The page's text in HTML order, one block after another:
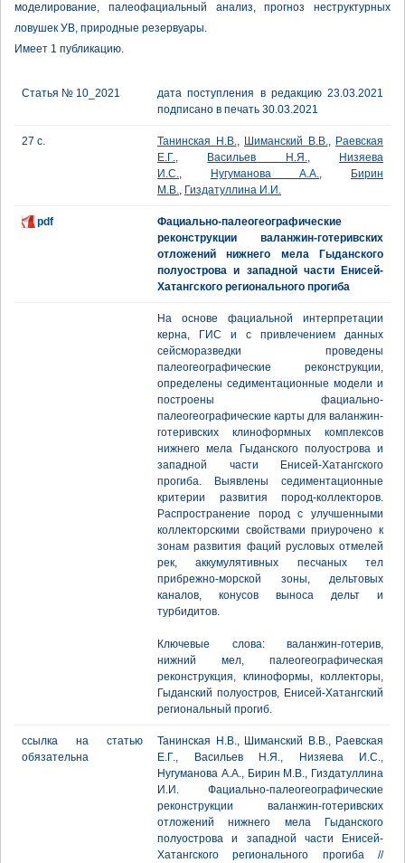
моделирование, палеофациальный анализ, прогноз неструктурных
ловушек УВ, природные резервуары.
Имеет 1 публикацию.
Статья № 10_2021
дата поступления в редакцию 23.03.2021
подписано в печать 30.03.2021
27 с. Танинская Н.В., Шиманский В.В., Раевская
Е.Г., Васильев Н.Я.,
Низяева
И.С., Нугуманова А.А.,
Бирин
М.В., Гиздатуллина И.И.
pdf
Фациально-палеогеографические
реконструкции валанжин-готеривских
отложений нижнего мела Гыданского
полуострова и западной части Енисей-
Хатангского регионального прогиба
На основе фациальной интерпретации
керна, ГИС и с привлечением данных
сейсморазведки проведены
палеогеографические реконструкции,
определены седиментационные модели и
построены фациально-
палеогеографические карты для валанжин-
готеривских клиноформных комплексов
нижнего мела Гыданского полуострова и
западной части Енисей-Хатангского
прогиба. Выявлены седиментационные
критерии развития пород-коллекторов.
Распространение пород с улучшенными
коллекторскими свойствами приурочено к
зонам развития фаций русловых отмелей
рек, аккумулятивных песчаных тел
прибрежно-морской зоны, дельтовых
каналов, конусов выноса дельт и
турбидитов.
Ключевые слова: валанжин-готерив,
нижний мел, палеогеографическая
реконструкция, клиноформы, коллекторы,
Гыданский полуостров, Енисей-Хатангский
региональный прогиб.
ссылка на статью
обязательна
Танинская Н.В., Шиманский В.В., Раевская
Е.Г., Васильев Н.Я., Низяева И.С.,
Нугуманова А.А., Бирин М.В., Гиздатуллина
И.И. Фациально-палеогеографические
реконструкции валанжин-готеривских
отложений нижнего мела Гыданского
полуострова и западной части Енисей-
Хатангского регионального прогиба //